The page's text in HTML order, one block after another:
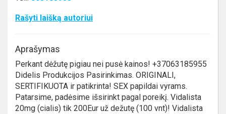
Rašyti laišką autoriui
Aprašymas
Perkant dėžutę pigiau nei pusė kainos! +37063185955
Didelis Produkcijos Pasirinkimas. ORIGINALI,
SERTIFIKUOTA ir patikrinta! SEX papildai vyrams.
Patarsime, padėsime išsirinkt pagal poreikį. Vidalista
20mg (cialis) tik 200Eur už dežutę (100 vnt)! Vidalista